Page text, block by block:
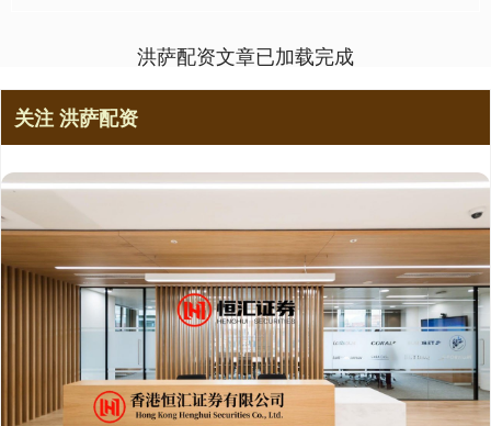
洪萨配资文章已加载完成
关注 洪萨配资